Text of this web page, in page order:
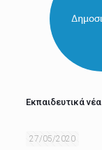
Εκπαιδευτικά νέα
27/05/2020